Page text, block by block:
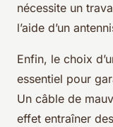
nécessite un
l’aide d’un
Enfin, le choix
essentiel pour
Un câble de
effet entraîner